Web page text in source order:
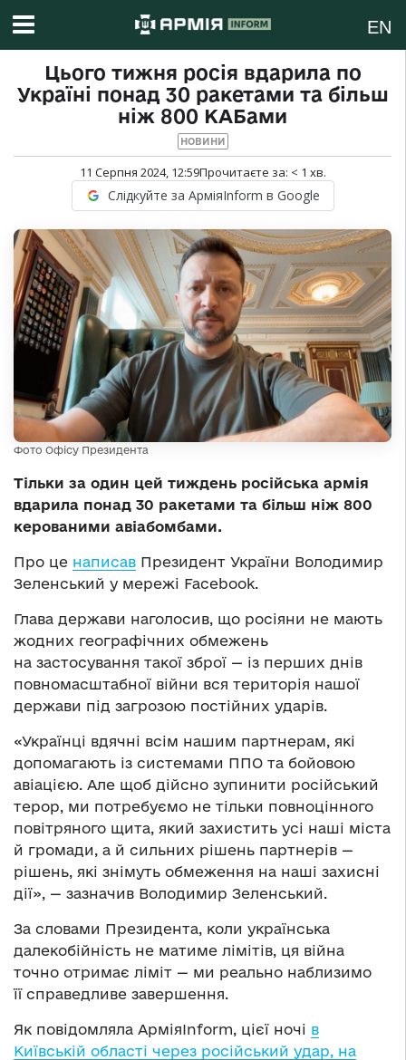
EN
Цього тижня росія вдарила по
Україні понад 30 ракетами та більш
ніж 800 КАБами
НОВИНИ
11 Серпня 2024, 12:59Прочитаєте за: < 1 хв.
Слідкуйте за АрміяInform в Google
Фото Офісу Президента
Тільки за один цей тиждень російська армія
вдарила понад 30 ракетами та більш ніж 800
керованими авіабомбами.
Про це написав Президент України Володимир
Зеленський у мережі Facebook.
Глава держави наголосив, що росіяни не мають
жодних географічних обмежень
на застосування такої зброї — із перших днів
повномасштабної війни вся територія нашої
держави під загрозою постійних ударів.
«Українці вдячні всім нашим партнерам, які
допомагають із системами ППО та бойовою
авіацією. Але щоб дійсно зупинити російський
терор, ми потребуємо не тільки повноцінного
повітряного щита, який захистить усі наші міста
й громади, а й сильних рішень партнерів —
рішень, які знімуть обмеження на наші захисні
дії», — зазначив Володимир Зеленський.
За словами Президента, коли українська
далекобійність не матиме лімітів, ця війна
точно отримає ліміт — ми реально наблизимо
її справедливе завершення.
Як повідомляла АрміяInform, цієї ночі в
Київській області через російський удар, на